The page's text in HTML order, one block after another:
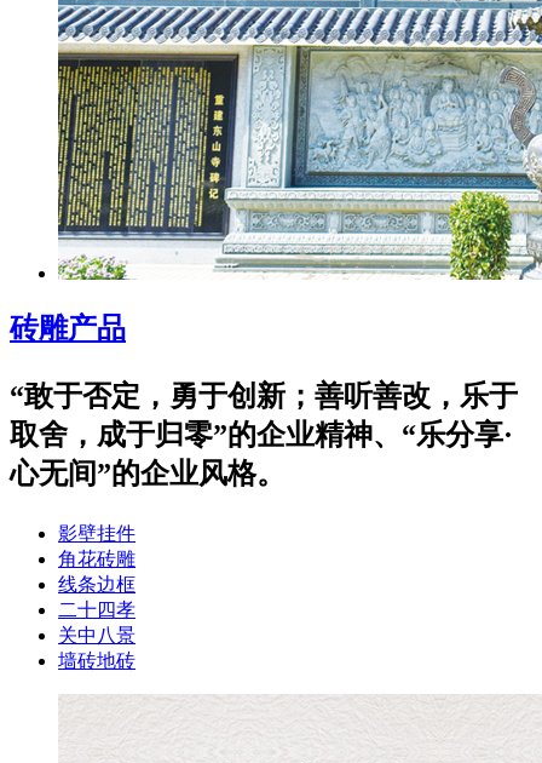
砖雕产品
“敢于否定，勇于创新；善听善改，乐于
取舍，成于归零”的企业精神、“乐分享·
心无间”的企业风格。
影壁挂件
角花砖雕
线条边框
二十四孝
关中八景
墙砖地砖